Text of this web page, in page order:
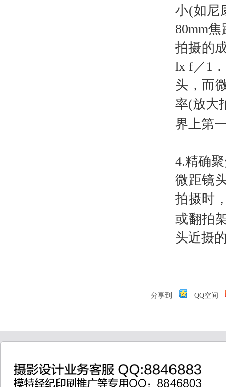
小(如尼
80mm焦
拍摄的
lx f／ 1 ．
头，而
率(放大
界上第
4.精确
微距镜
拍摄时
或翻拍
头近摄
分享到 QQ空间